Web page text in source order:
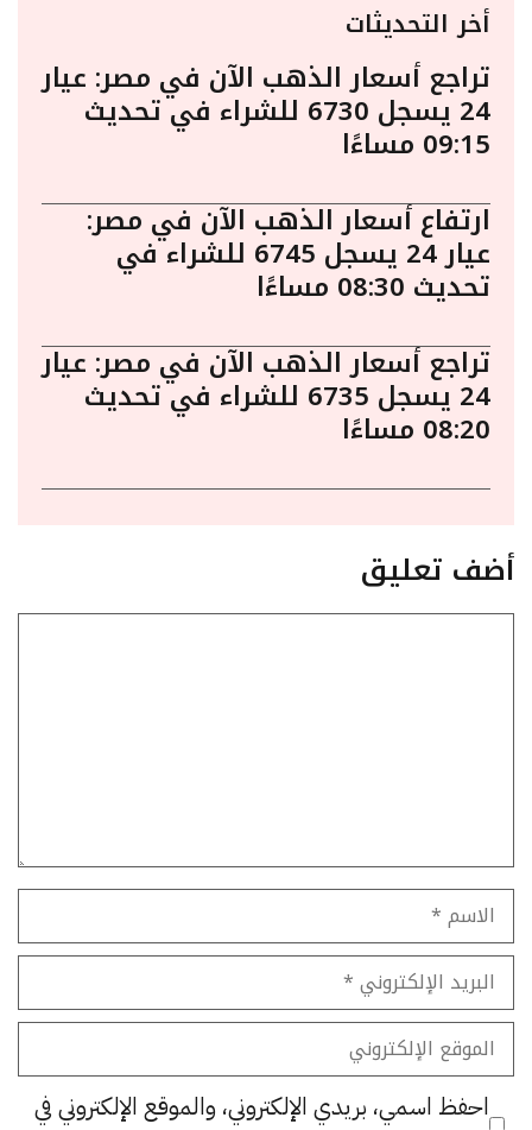
أخر التحديثات
تراجع أسعار الذهب الآن في مصر: عيار
24 يسجل 6730 للشراء في تحديث
09:15 مساءًا
ارتفاع أسعار الذهب الآن في مصر:
عيار 24 يسجل 6745 للشراء في
تحديث 08:30 مساءًا
تراجع أسعار الذهب الآن في مصر: عيار
24 يسجل 6735 للشراء في تحديث
08:20 مساءًا
أضف تعليق
الاسم
البريد
الإلكتروني
الموقع
الإلكتروني
احفظ اسمي، بريدي الإلكتروني، والموقع الإلكتروني في